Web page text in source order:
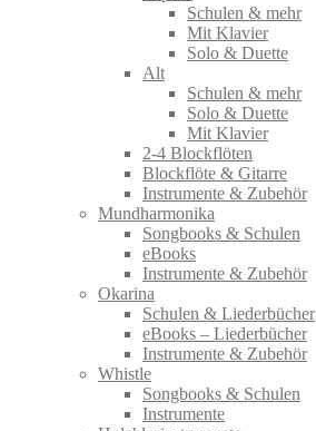
Schulen & mehr
Mit Klavier
Solo & Duette
Alt
Schulen & mehr
Solo & Duette
Mit Klavier
2-4 Blockflöten
Blockflöte & Gitarre
Instrumente & Zubehör
Mundharmonika
Songbooks & Schulen
eBooks
Instrumente & Zubehör
Okarina
Schulen & Liederbücher
eBooks – Liederbücher
Instrumente & Zubehör
Whistle
Songbooks & Schulen
Instrumente